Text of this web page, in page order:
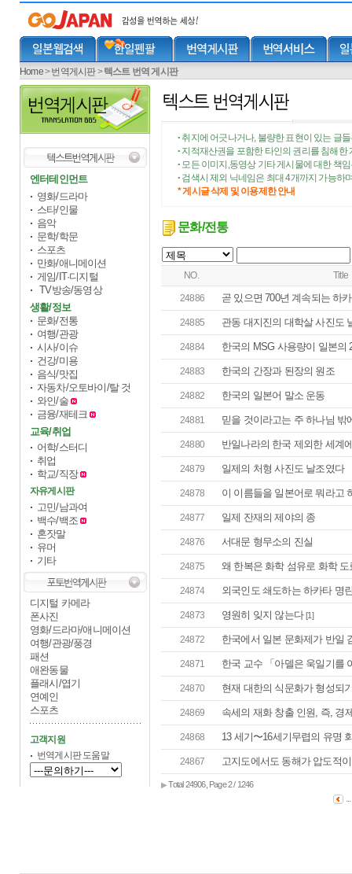
Home>번역게시판>텍스트 번역 게시판
엔터테인먼트
영화/드라마
스타/인물
음악
문학/학문
스포츠
만화/애니메이션
게임/IT·디지털
TV방송/동영상
생활/정보
문화/전통
여행/관광
시사/이슈
건강/미용
음식/맛집
자동차/오토바이/탈 것
와인/술
금융/재테크
교육/취업
어학/스터디
취업
학교/직장
자유게시판
고민/남과여
백수/백조
혼잣말
유머
기타
디지털 카메라
폰사진
영화/드라마/애니메이션
여행/관광/풍경
패션
애완동물
플래시/엽기
연예인
스포츠
고객지원
번역게시판 도움말
• 취지에 어긋나거나, 불량한 표현이 있는 글
• 지적재산권을 포함한 타인의 권리를 침해한
• 모든 이미지,동영상 기타 게시물에 대한 책
• 검색시 제외 닉네임은 최대 4개까지 가능하
* 게시글 삭제 및 이용제한 안내
문화/전통
NO. Title
24886 곧 있으면 700년 계속되는 하
24885 관동 대지진의 대학살 사진도
24884 한국의 MSG 사용량이 일본의
24883 한국의 간장과 된장의 원조
24882 한국의 일본어 말소 운동
24881 믿을 것이라고는 주 하나님 밖
24880 반일나라의 한국 제외한 세계
24879 일제의 처형 사진도 날조였다
24878 이 이름들을 일본어로 뭐라고
24877 일제 잔재의 제야의 종
24876 서대문 형무소의 진실
24875 왜 한복은 화학 섬유로 화학 도
24874 외국인도 쇄도하는 하카타 명
24873 영원히 잊지 않는다 [1]
24872 한국에서 일본 문화제가 반일
24871 한국 교수 「아델은 욱일기를
24870 현재 대한의 식문화가 형성되
24869 속세의 재화 창출 인원, 즉, 경
24868 13 세기〜16세기무렵의 유명
24867 고지도에서도 동해가 압도적
▶ Total 24906, Page 2 / 1246
...